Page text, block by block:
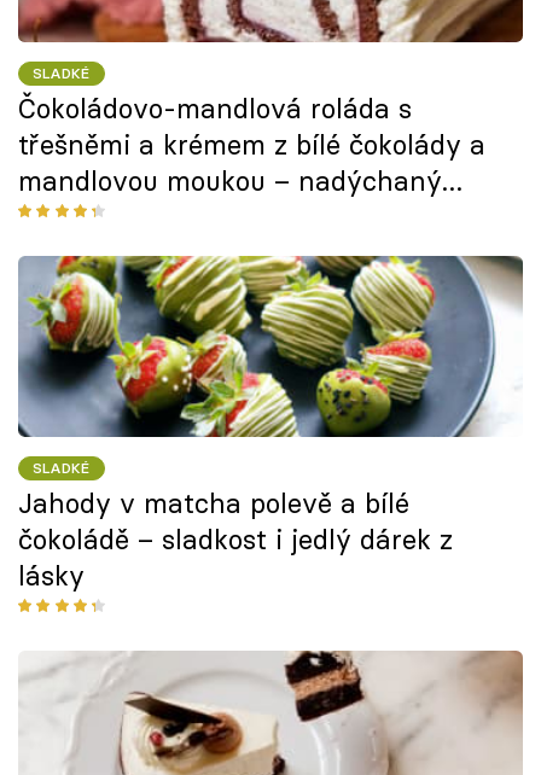
SLADKÉ
Čokoládovo-mandlová roláda s
třešněmi a krémem z bílé čokolády a
mandlovou moukou – nadýchaný
moučník ozdobí sváteční tabuli
SLADKÉ
Jahody v matcha polevě a bílé
čokoládě – sladkost i jedlý dárek z
lásky